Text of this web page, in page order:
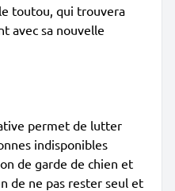
toutou, qui trouvera
avec sa nouvelle
permet de lutter
indisponibles
de garde de chien et
de ne pas rester seul et